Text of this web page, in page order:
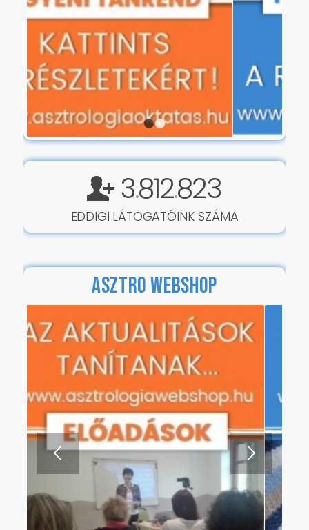
1 2
3.812.823
EDDIGI LÁTOGATÓINK SZÁMA
ASZTRO WEBSHOP